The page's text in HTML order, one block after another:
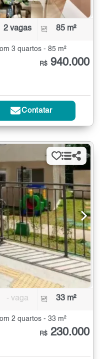
2 vagas 85 m²
3 quartos - 85 m²
R$ 940.000
Contatar
- vaga 33 m²
2 quartos - 33 m²
R$ 230.000